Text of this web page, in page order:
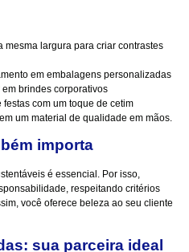
mesma largura para criar contrastes
em embalagens personalizadas
brindes corporativos
com um toque de cetim
um material de qualidade em mãos.
importa
é essencial. Por isso,
respeitando critérios
você oferece beleza ao seu cliente
sua parceira ideal